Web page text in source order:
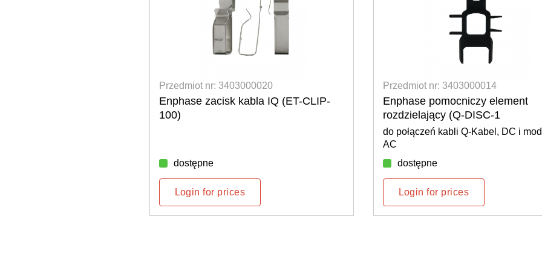
Przedmiot nr: 3403000020
Enphase zacisk kabla IQ (ET-CLIP-
100)
dostępne
Login for prices
Przedmiot nr: 3403000014
Enphase pomocniczy element
rozdzielający (Q-DISC-1
do połączeń kabli Q-Kabel, DC i
AC
dostępne
Login for prices